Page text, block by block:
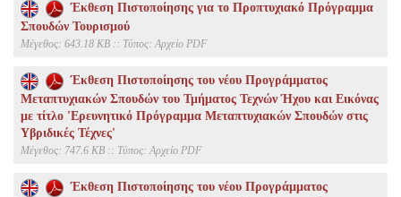
Έκθεση Πιστοποίησης για το Προπτυχιακό Πρόγραμμα
Σπουδών Τουρισμού
Mέγεθος: 643.18 KB :: Τύπος: Αρχείο PDF
Έκθεση Πιστοποίησης του νέου Προγράμματος
Μεταπτυχιακών Σπουδών του Τμήματος Τεχνών Ήχου και Εικόνας
με τίτλο 'Ερευνητικό Πρόγραμμα Μεταπτυχιακών Σπουδών στις
Υβριδικές Τέχνες'
Mέγεθος: 747.6 KB :: Τύπος: Αρχείο PDF
Έκθεση Πιστοποίησης του νέου Προγράμματος